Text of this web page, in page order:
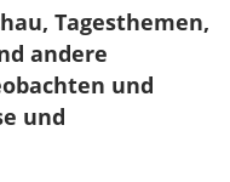
Tagesthemen,
andere
und
und